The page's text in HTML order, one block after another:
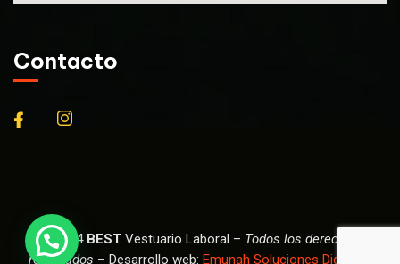
Contacto
© 2024 BEST Vestuario Laboral – Todos los derechos
reservados – Desarrollo web: Emunah Soluciones Digitales